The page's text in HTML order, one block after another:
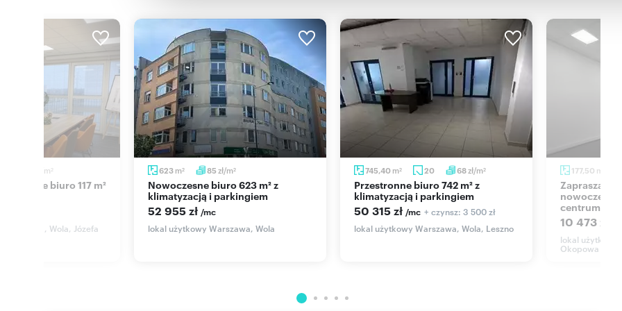
zł/m 2
Wola, Józefa
623 m2 85 zł/m2
Nowoczesne biuro 623 m² z
klimatyzacją i parkingiem
52 955 zł /mc
lokal użytkowy Warszawa, Wola
745,40 m2 20 68zł/m2
Przestronne biuro 742 m² z
klimatyzacją i parkingiem
50 315 zł /mc + czynsz: 3 500 zł
lokal użytkowy Warszawa, Wola, Leszno
177,50 m
Zapraszam do wynajmu
centrum
10 473 zł
lokal użytkowy
Okopowa